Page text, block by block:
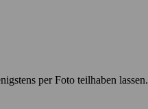
per Foto teilhaben lassen.